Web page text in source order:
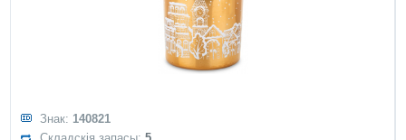
Знак: 140821